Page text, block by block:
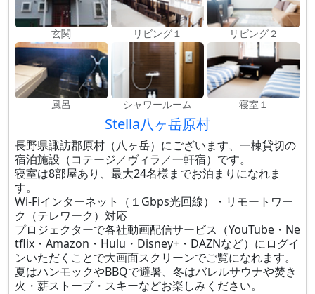
玄関 リビング１ リビング２
風呂 シャワールーム 寝室１
Stella八ヶ岳原村
長野県諏訪郡原村（八ヶ岳）にございます、一棟貸切の
宿泊施設（コテージ／ヴィラ／一軒宿）です。
寝室は8部屋あり、最大24名様までお泊まりになれま
す。
Wi-Fiインターネット（１Gbps光回線）・リモートワー
ク（テレワーク）対応
プロジェクターで各社動画配信サービス（YouTube・Ne
tflix・Amazon・Hulu・Disney+・DAZNなど）にログイ
ンいただくことで大画面スクリーンでご覧になれます。
夏はハンモックやBBQで避暑、冬はバレルサウナや焚き
火・薪ストーブ・スキーなどお楽しみください。